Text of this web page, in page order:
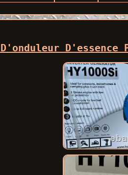
D'essence